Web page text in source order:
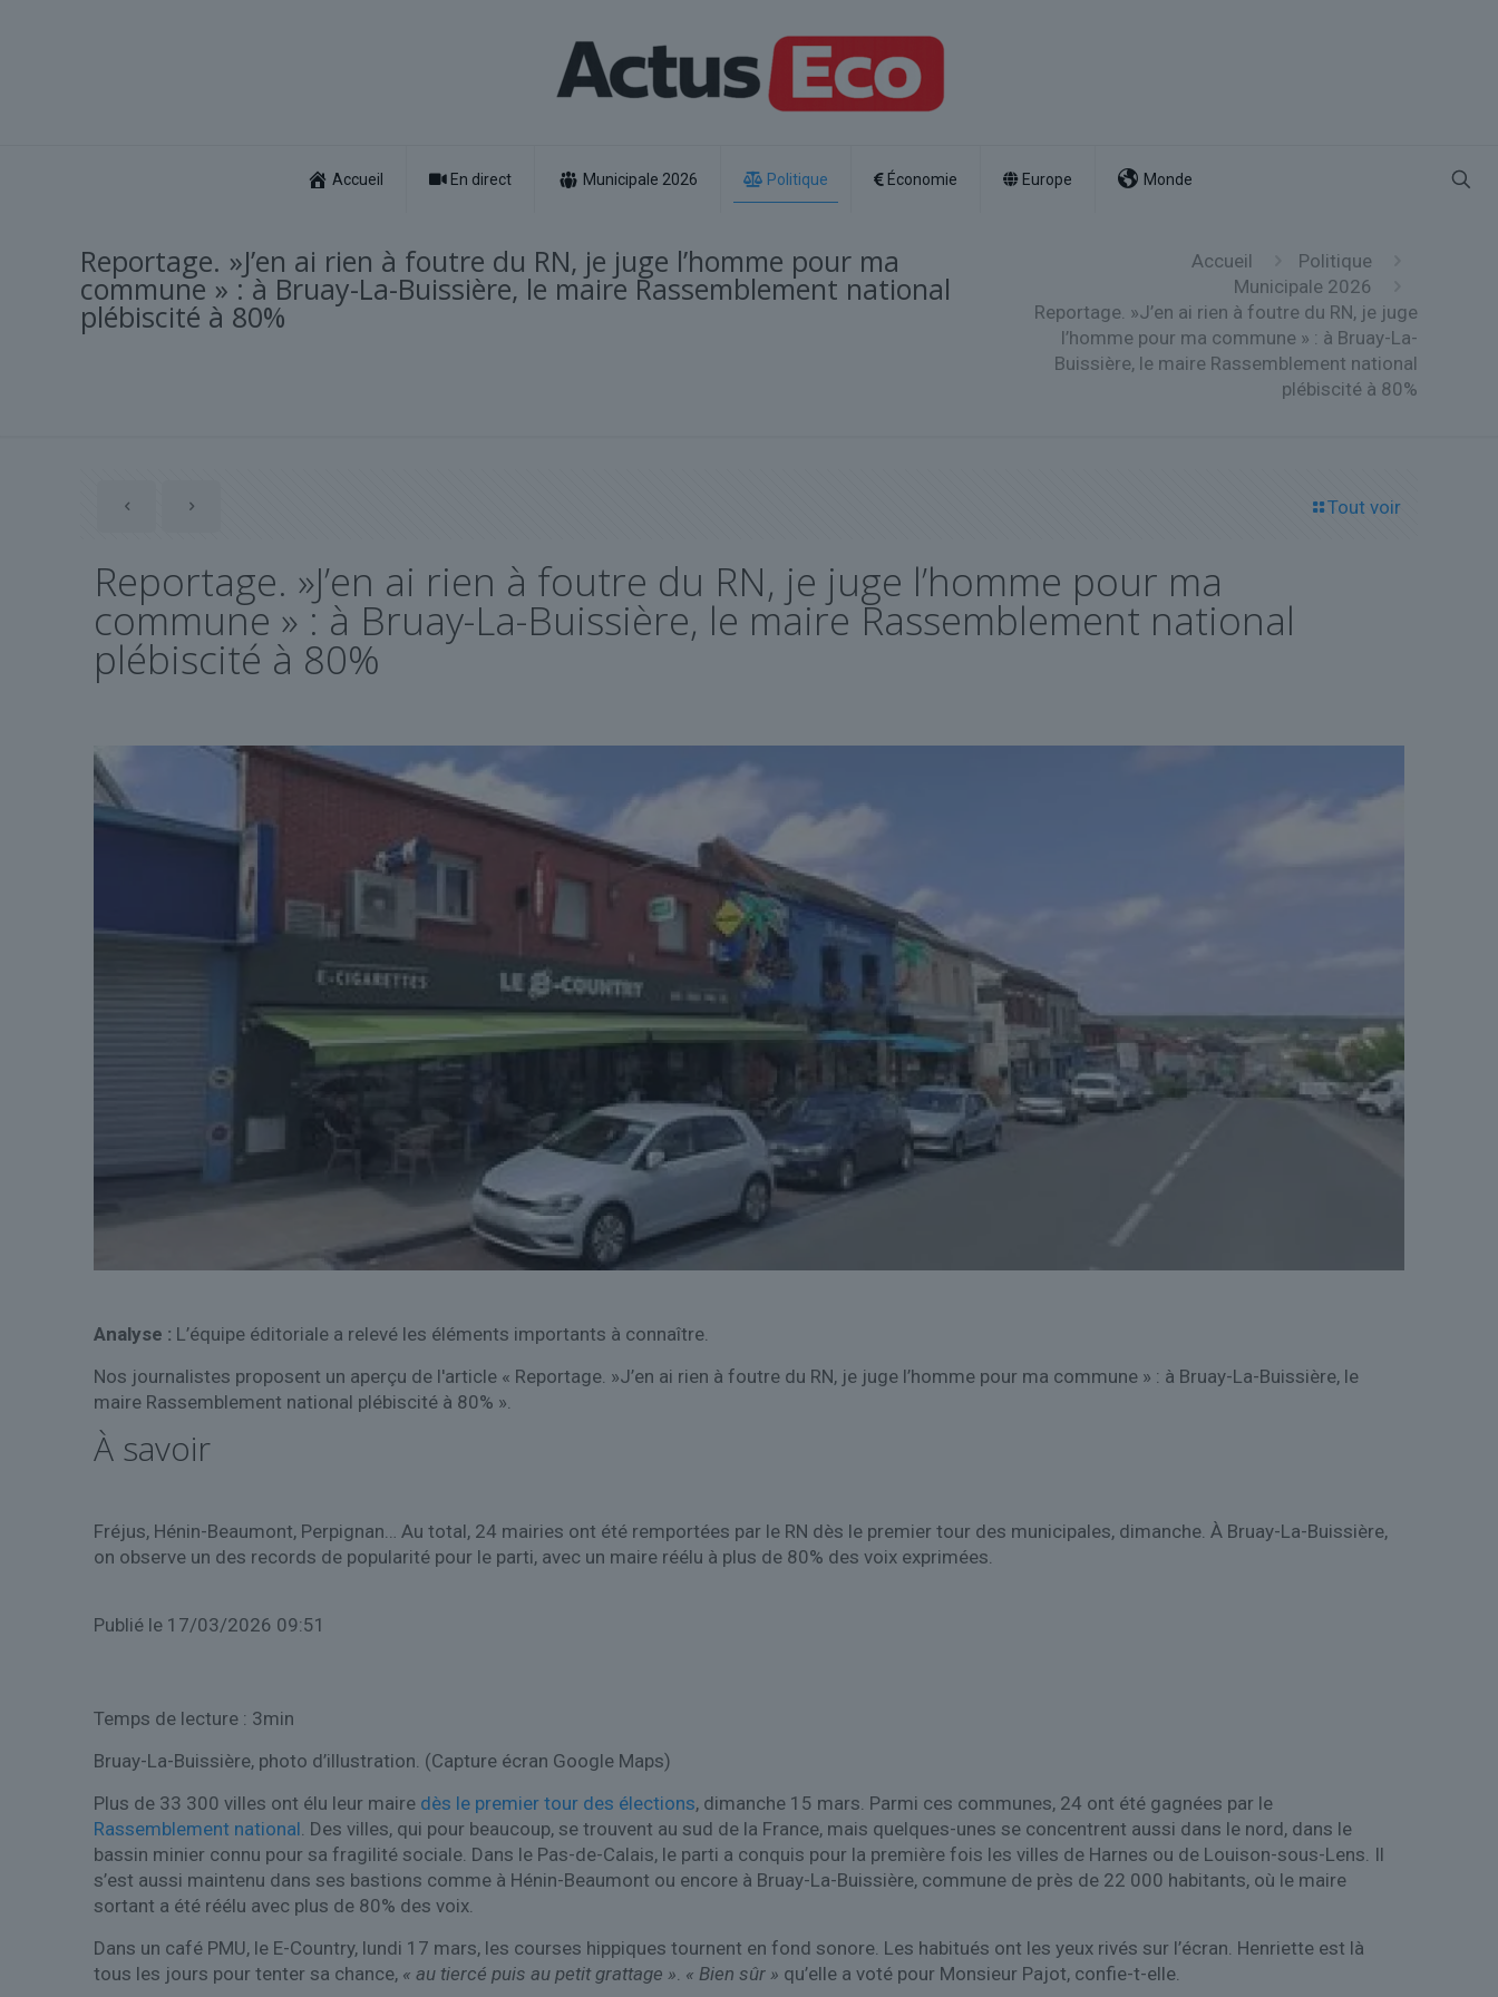
Accueil En direct Municipale 2026 Politique Économie Europe Monde
Reportage. »J’en ai rien à foutre du RN, je juge l’homme pour ma
commune » : à Bruay-La-Buissière, le maire Rassemblement national
plébiscité à 80%
Accueil
Politique
Municipale 2026
Reportage. »J’en ai rien à foutre du RN, je juge
l’homme pour ma commune » : à Bruay-La-
Buissière, le maire Rassemblement national
plébiscité à 80%
Tout voir
Reportage. »J’en ai rien à foutre du RN, je juge l’homme pour ma
commune » : à Bruay-La-Buissière, le maire Rassemblement national
plébiscité à 80%
Analyse : L’équipe éditoriale a relevé les éléments importants à connaître.
Nos journalistes proposent un aperçu de l'article « Reportage. »J’en ai rien à foutre du RN, je juge l’homme pour ma commune » : à Bruay-La-Buissière, le
maire Rassemblement national plébiscité à 80% ».
À savoir
Fréjus, Hénin-Beaumont, Perpignan… Au total, 24 mairies ont été remportées par le RN dès le premier tour des municipales, dimanche. À Bruay-La-Buissière,
on observe un des records de popularité pour le parti, avec un maire réélu à plus de 80% des voix exprimées.
Publié le 17/03/2026 09:51
Temps de lecture : 3min
Bruay-La-Buissière, photo d’illustration. (Capture écran Google Maps)
Plus de 33 300 villes ont élu leur maire dès le premier tour des élections, dimanche 15 mars. Parmi ces communes, 24 ont été gagnées par le
Rassemblement national . Des villes, qui pour beaucoup, se trouvent au sud de la France, mais quelques-unes se concentrent aussi dans le nord, dans le
bassin minier connu pour sa fragilité sociale. Dans le Pas-de-Calais, le parti a conquis pour la première fois les villes de Harnes ou de Louison-sous-Lens. Il
s’est aussi maintenu dans ses bastions comme à Hénin-Beaumont ou encore à Bruay-La-Buissière, commune de près de 22 000 habitants, où le maire
sortant a été réélu avec plus de 80% des voix.
Dans un café PMU, le E-Country, lundi 17 mars, les courses hippiques tournent en fond sonore. Les habitués ont les yeux rivés sur l’écran. Henriette est là
tous les jours pour tenter sa chance, « au tiercé puis au petit grattage » « Bien sûr » qu’elle a voté pour Monsieur Pajot, confie-t-elle.